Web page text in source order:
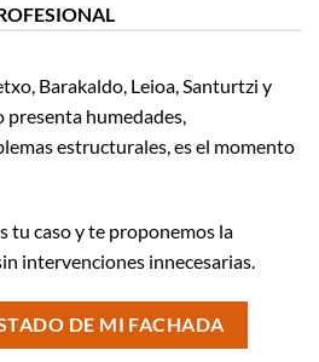
Barakaldo, Leioa, Santurtzi y
humedades,
estructurales, es el momento
tu caso y te proponemos la
intervenciones innecesarias.
DE MI FACHADA